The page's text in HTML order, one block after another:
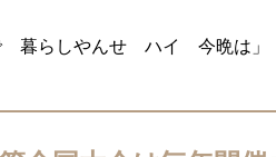
暮らしやんせ ハイ 今晩は」